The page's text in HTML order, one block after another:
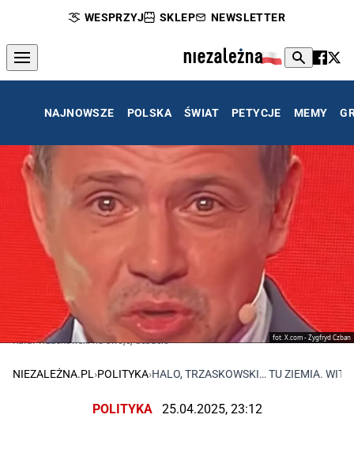
WESPRZYJ SKLEP NEWSLETTER
NAJNOWSZE POLSKA ŚWIAT PETYCJE MEMY
fot. X.com - Zygfryd Czban
Rafał Trzaskowski na swojej debacie
NIEZALEŻNA.PL›POLITYKA›HALO, TRZASKOWSKI… TU ZIEMIA.
POLITYKA 25.04.2025, 23:12